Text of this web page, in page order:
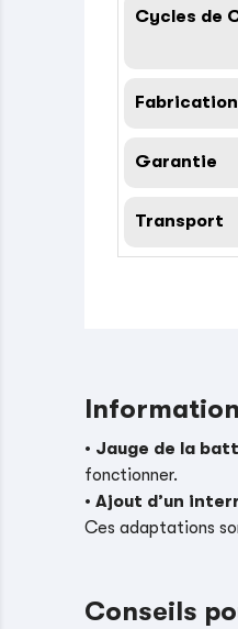
Cycles de
Fabrication
Garantie
Transport
• Jauge de la
fonctionner.
•Ajout d’un
Ces adaptations
Conseils